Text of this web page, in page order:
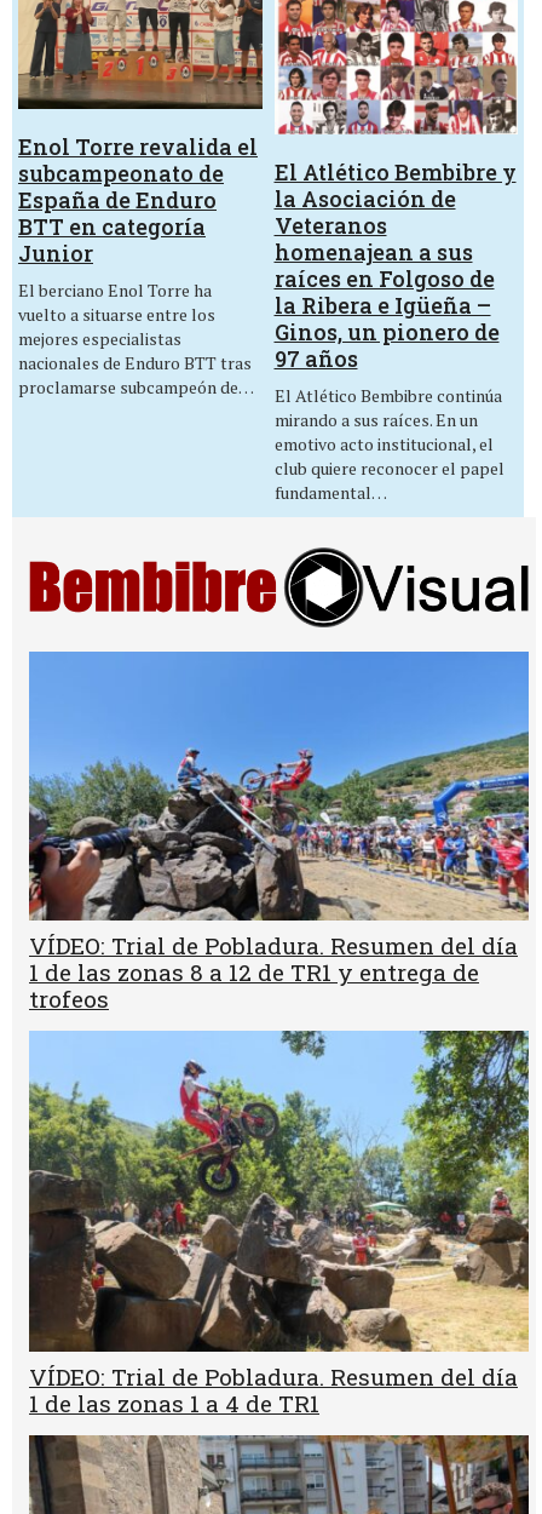
Enol Torre revalida el
subcampeonato de
España de Enduro
BTT en categoría
Junior
El berciano Enol Torre ha
vuelto a situarse entre los
mejores especialistas
nacionales de Enduro BTT tras
proclamarse subcampeón de…
El Atlético Bembibre y
la Asociación de
Veteranos
homenajean a sus
raíces en Folgoso de
la Ribera e Igüeña –
Ginos, un pionero de
97 años
El Atlético Bembibre continúa
mirando a sus raíces. En un
emotivo acto institucional, el
club quiere reconocer el papel
fundamental…
VÍDEO: Trial de Pobladura. Resumen del día
1 de las zonas 8 a 12 de TR1 y entrega de
trofeos
VÍDEO: Trial de Pobladura. Resumen del día
1 de las zonas 1 a 4 de TR1